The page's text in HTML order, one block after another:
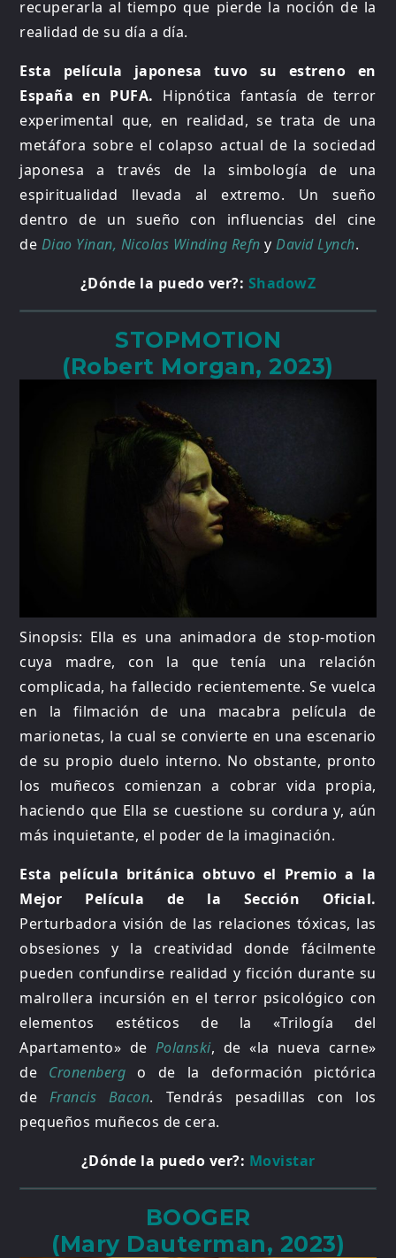
recuperarla al tiempo que pierde la noción de la
realidad de su día a día.
Esta película japonesa tuvo su estreno en
España en PUFA. Hipnótica fantasía de terror
experimental que, en realidad, se trata de una
metáfora sobre el colapso actual de la sociedad
japonesa a través de la simbología de una
espiritualidad llevada al extremo. Un sueño
dentro de un sueño con influencias del cine
de Diao Yinan, Nicolas Winding Refn y David Lynch.
¿Dónde la puedo ver?: ShadowZ
STOPMOTION
(Robert Morgan, 2023)
Sinopsis: Ella es una animadora de stop-motion
cuya madre, con la que tenía una relación
complicada, ha fallecido recientemente. Se vuelca
en la filmación de una macabra película de
marionetas, la cual se convierte en una escenario
de su propio duelo interno. No obstante, pronto
los muñecos comienzan a cobrar vida propia,
haciendo que Ella se cuestione su cordura y, aún
más inquietante, el poder de la imaginación.
Esta película británica obtuvo el Premio a la
Mejor Película de la Sección Oficial.
Perturbadora visión de las relaciones tóxicas, las
obsesiones y la creatividad donde fácilmente
pueden confundirse realidad y ficción durante su
malrollera incursión en el terror psicológico con
elementos estéticos de la «Trilogía del
Apartamento» de Polanski, de «la nueva carne»
de Cronenberg o de la deformación pictórica
de Francis Bacon. Tendrás pesadillas con los
pequeños muñecos de cera.
¿Dónde la puedo ver?: Movistar
BOOGER
(Mary Dauterman, 2023)